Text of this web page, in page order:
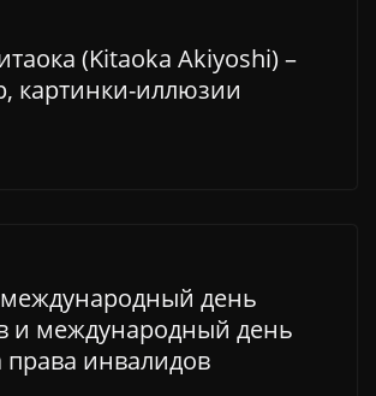
(Kitaoka Akiyoshi) –
картинки-иллюзии
международный день
и международный день
инвалидов